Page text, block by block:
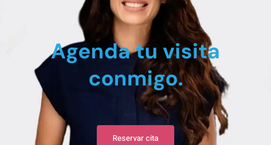
Agenda tu visita
conmigo.
Reservar cita